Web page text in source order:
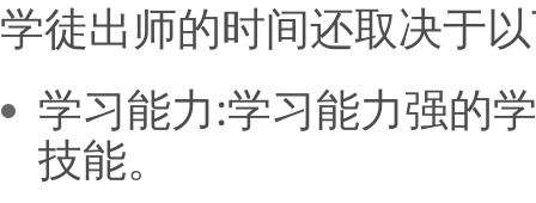
学徒出师的时间还取决于
学习能力:学习能力强的
技能。